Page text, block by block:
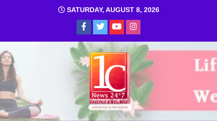
SATURDAY, AUGUST 8, 2026